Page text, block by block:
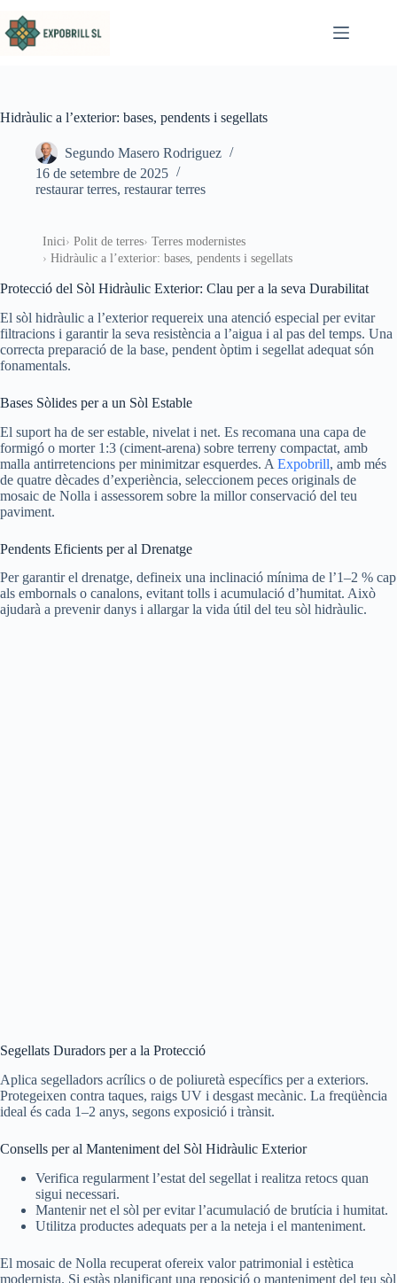
Hidràulic a l’exterior: bases, pendents i segellats
Segundo Masero Rodriguez
16 de setembre de 2025
restaurar terres, restaurar terres
Inici Polit de terres
Terres modernistes
Hidràulic a l’exterior: bases, pendents i segellats
Protecció del Sòl Hidràulic Exterior: Clau per a la seva Durabilitat
El sòl hidràulic a l’exterior requereix una atenció especial per evitar
filtracions i garantir la seva resistència a l’aigua i al pas del temps. Una
correcta preparació de la base, pendent òptim i segellat adequat són
fonamentals.
Bases Sòlides per a un Sòl Estable
El suport ha de ser estable, nivelat i net. Es recomana una capa de
formigó o morter 1:3 (ciment-arena) sobre terreny compactat, amb
malla antirretencions per minimitzar esquerdes. A Expobrill, amb més
de quatre dècades d’experiència, seleccionem peces originals de
mosaic de Nolla i assessorem sobre la millor conservació del teu
paviment.
Pendents Eficients per al Drenatge
Per garantir el drenatge, defineix una inclinació mínima de l’1–2 % cap
als embornals o canalons, evitant tolls i acumulació d’humitat. Això
ajudarà a prevenir danys i allargar la vida útil del teu sòl hidràulic.
Segellats Duradors per a la Protecció
Aplica segelladors acrílics o de poliuretà específics per a exteriors.
Protegeixen contra taques, raigs UV i desgast mecànic. La freqüència
ideal és cada 1–2 anys, segons exposició i trànsit.
Consells per al Manteniment del Sòl Hidràulic Exterior
Verifica regularment l’estat del segellat i realitza retocs quan
sigui necessari.
Mantenir net el sòl per evitar l’acumulació de brutícia i humitat.
Utilitza productes adequats per a la neteja i el manteniment.
El mosaic de Nolla recuperat ofereix valor patrimonial i estètica
modernista. Si estàs planificant una reposició o manteniment del teu sòl